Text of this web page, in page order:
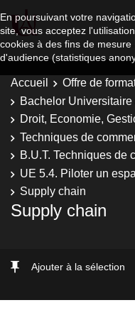
En poursuivant votre
site, vous acceptez
cookies à des fins de mesure
d'audience (statistiques
Accueil
Offre de
Bachelor
Droit, Economie,
Techniques de
B.U.T. Techniques de
UE 5.4. Piloter un
Supply chain
Supply chain
Ajouter à la sélection